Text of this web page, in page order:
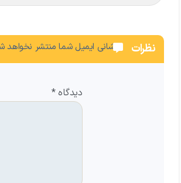
نظرات نشانی ایمیل شما منتشر نخواهد
دیدگاه*